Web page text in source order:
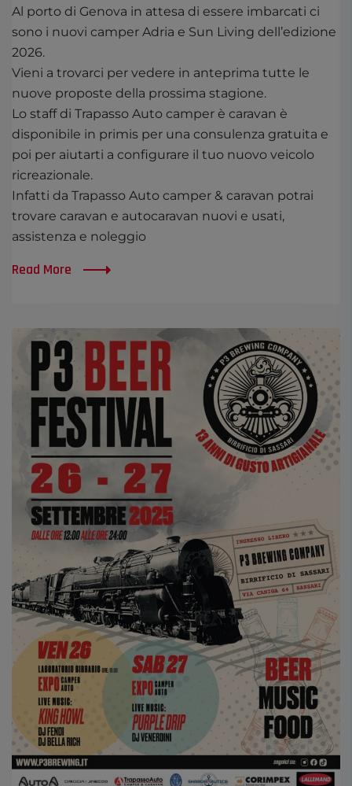
Al porto di Genova in attesa di essere imbarcati ci
sono i nuovi camper Adria e Sun Living dell’edizione
2026.
Vieni a trovarci per vedere in anteprima tutte le
nuove proposte della prossima stagione.
Lo staff di Trapasso Auto camper è caravan è
disponibile in primis per una consulenza gratuita e
poi per aiutarti a configurare il tuo nuovo veicolo
ricreazionale.
Infatti da Trapasso Auto camper & caravan potrai
trovare caravan e autocaravan nuovi e usati,
assistenza e noleggio
Read More